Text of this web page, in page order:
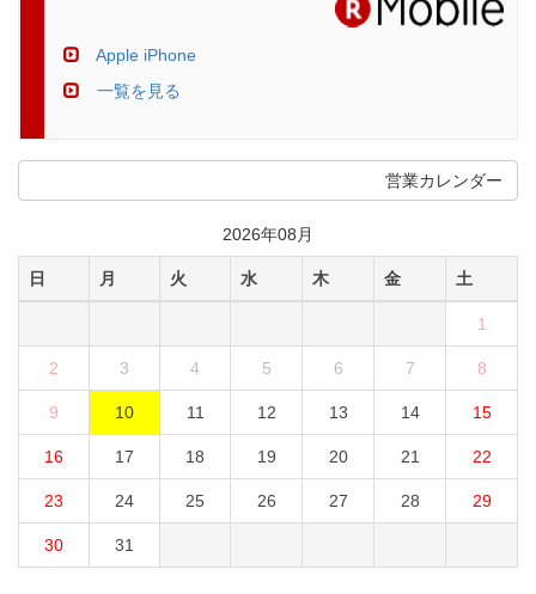
Apple iPhone
一覧を見る
営業カレンダー
2026年08月
日 月 火 水 木 金 土
1
2 3 4 5 6 7 8
9 10 11 12 13 14 15
16 17 18 19 20 21 22
23 24 25 26 27 28 29
30 31